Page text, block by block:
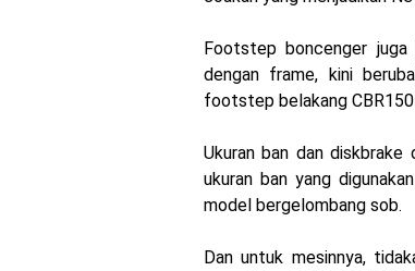
Impresi
Event
Footstep boncenger juga
dengan frame, kini
footstep belakang
Ukuran ban dan
ukuran ban yang
model bergelombang sob.
Dan untuk mesinnya,